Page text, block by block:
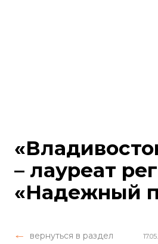
– лауреат
«Надежный
вернуться в раздел